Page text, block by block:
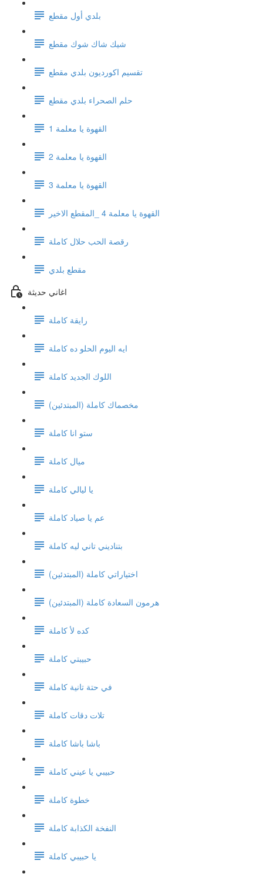
بلدي أول مقطع
شيك شاك شوك مقطع
تقسيم اكورديون بلدي مقطع
حلم الصحراء بلدي مقطع
القهوة يا معلمة 1
القهوة يا معلمة 2
القهوة يا معلمة 3
القهوة يا معلمة 4 _المقطع الاخير
رقصة الحب حلال كاملة
مقطع بلدي
اغاني حديثة
رايقة كاملة
ايه اليوم الحلو ده كاملة
اللوك الجديد كاملة
(مخصماك كاملة (المبتدئين
ستو انا كاملة
ميال كاملة
يا ليالي كاملة
عم يا صياد كاملة
بتناديني تاني ليه كاملة
اختياراتي كاملة (المبتدئين)
هرمون السعادة كاملة (المبتدئين)
كده لأ كاملة
حبيبتي كاملة
في حتة تانية كاملة
تلات دقات كاملة
باشا باشا كاملة
حبيبي يا عيني كاملة
خطوة كاملة
النفخة الكذابة كاملة
يا حبيبي كاملة